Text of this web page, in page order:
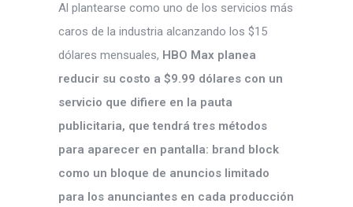
Al plantearse como uno de los servicios más
caros de la industria alcanzando los $15
dólares mensuales, HBO Max planea
reducir su costo a $9.99 dólares con un
servicio que difiere en la pauta
publicitaria, que tendrá tres métodos
para aparecer en pantalla: brand block
como un bloque de anuncios limitado
para los anunciantes en cada producción